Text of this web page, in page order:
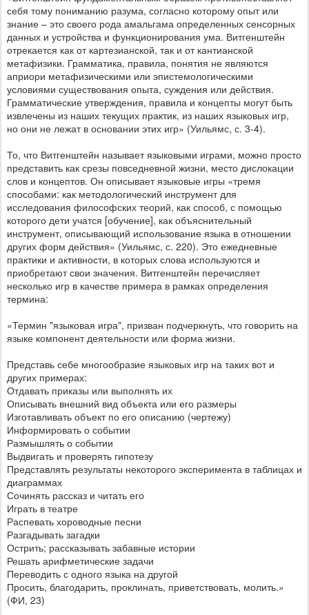
себя тому пониманию разума, согласно которому опыт или
знание – это своего рода амальгама определенных сенсорных
данных и устройства и функционирования ума. Витгенштейн
отрекается как от картезианской, так и от кантианской
метафизики. Грамматика, правила, понятия не являются
априори метафизическими или эпистемологическими
условиями существования опыта, суждения или действия.
Грамматические утверждения, правила и концепты могут быть
извлечены из наших текущих практик, из наших языковых игр,
но они не лежат в основании этих игр» (Уильямс, с. 3-4).
То, что Витгенштейн называет языковыми играми, можно просто
представить как срезы повседневной жизни, место дислокации
слов и концептов. Он описывает языковые игры «тремя
способами: как методологический инструмент для
исследования философских теорий, как способ, с помощью
которого дети учатся [обучение], как объяснительный
инструмент, описывающий использование языка в отношении
других форм действия» (Уильямс, с. 220). Это ежедневные
практики и активности, в которых слова используются и
приобретают свои значения. Витгенштейн перечисляет
несколько игр в качестве примера в рамках определения
термина:
«Термин "языковая игра", призван подчеркнуть, что говорить на
языке компонент деятельности или форма жизни.
Представь себе многообразие языковых игр на таких вот и
других примерах:
Отдавать приказы или выполнять их
Описывать внешний вид объекта или его размеры
Изготавливать объект по его описанию (чертежу)
Информировать о событии
Размышлять о событии
Выдвигать и проверять гипотезу
Представлять результаты некоторого эксперимента в таблицах и
диаграммах
Сочинять рассказ и читать его
Играть в театре
Распевать хороводные песни
Разгадывать загадки
Острить; рассказывать забавные истории
Решать арифметические задачи
Переводить с одного языка на другой
Просить, благодарить, проклинать, приветствовать, молить.»
(ФИ, 23)